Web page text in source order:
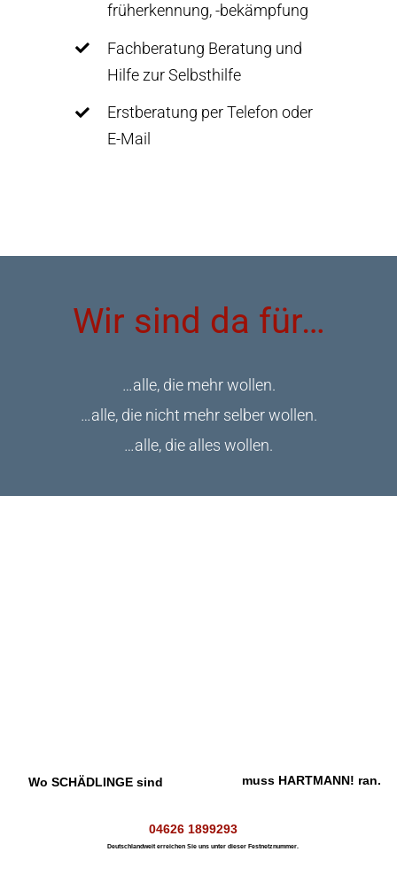
früherkennung, -bekämpfung
Fachberatung Beratung und
Hilfe zur Selbsthilfe
Erstberatung per Telefon oder
E-Mail
Wir sind da für…
…alle, die mehr wollen.
…alle, die nicht mehr selber wollen.
…alle, die alles wollen.
Wo SCHÄDLINGE sind
Deutschlandweit erreichen Sie uns unter dieser Festnetznummer.
04626 1899293
muss HARTMANN! ran.